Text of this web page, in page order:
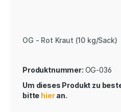
OG - Rot Kraut (10 kg/Sack)
Produktnummer: OG-036
Um dieses Produkt zu
bitte hieran.